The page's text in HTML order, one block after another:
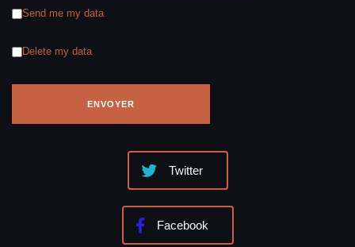
Send me my data
Delete my data
Twitter
Facebook